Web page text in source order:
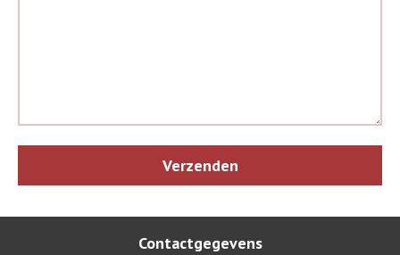
Gelieve dit veld leeg te laten.
Contactgegevens